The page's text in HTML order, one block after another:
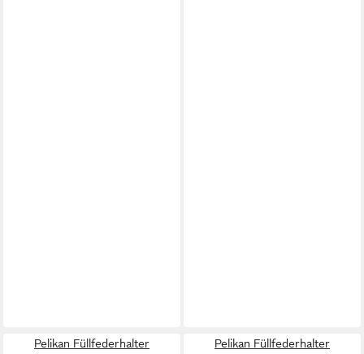
Pelikan Füllfederhalter Pelikan Füllfederhalter